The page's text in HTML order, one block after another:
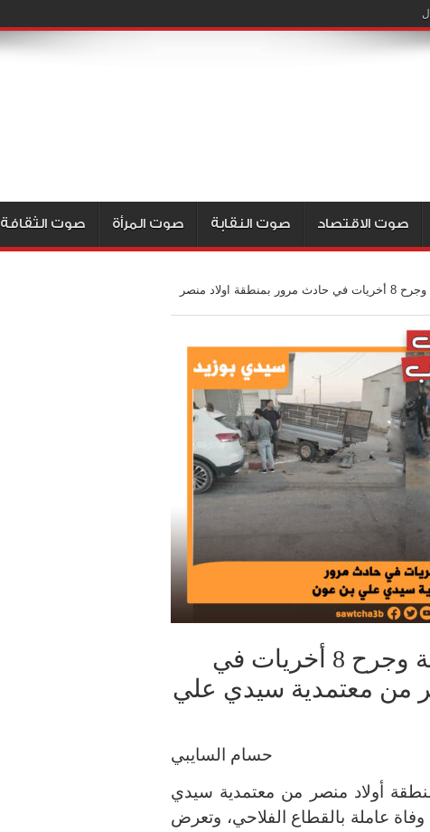
صوت الاقتصاد صوت النقابة صوت المرأة صوت الثقافة
سيدي بوزيد: وفاة عاملة فلاحية وجرح 8 أخريات في حادث مرور بمنطقة اولاد منصر
سيدي بوزيد: وفاة عاملة فلاحية وجرح 8 أخريات في
من معتمدية سيدي علي
حسام السايبي
أولاد منصر من معتمدية سيدي
عاملة بالقطاع الفلاحي، وتعرض